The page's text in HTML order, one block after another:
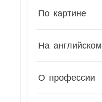
По картине
На английском
О профессии